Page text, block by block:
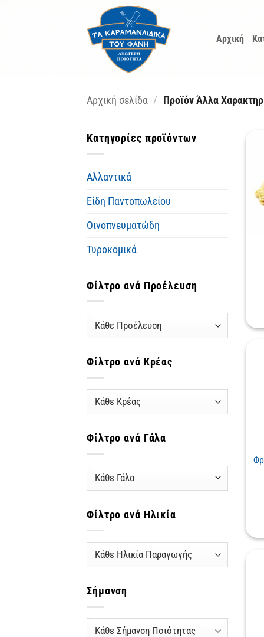
Αρχική
Αρχική σελίδα / Προϊόν Άλλα
Κατηγορίες προϊόντων
Αλλαντικά
Είδη Παντοπωλείου
Οινοπνευματώδη
Τυροκομικά
Φίλτρο ανά Προέλευση
Φίλτρο ανά Κρέας
Φίλτρο ανά Γάλα
Φίλτρο ανά Ηλικία
Σήμανση